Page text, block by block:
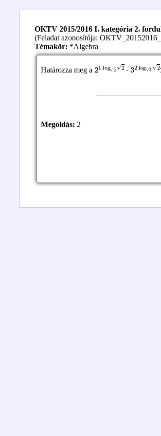
OKTV 2015/2016 I. kategória 2.
(Feladat azonosítója:
Témakör: *Algebra
Határozza meg a 21⋅log22 32⋅log32
⋅20152014⋅log
Megoldás: 2